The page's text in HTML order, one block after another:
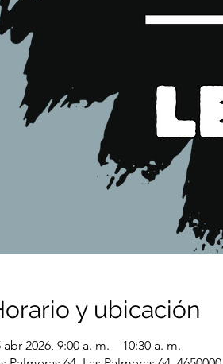
y ubicación
abr 2026, 9:00 a. m. – 10:30 a. m.